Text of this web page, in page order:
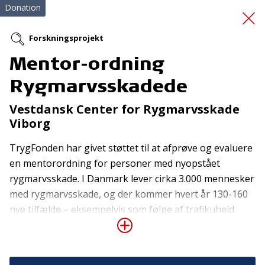
Kørestols el-ladcykel
Donation
Forskningsprojekt
Mentor-ordning
Rygmarvsskadede
Vestdansk Center for Rygmarvsskade
Viborg
TrygFonden har givet støttet til at afprøve og evaluere
en mentorordning for personer med nyopstået
rygmarvsskade. I Danmark lever cirka 3.000 mennesker
med rygmarvsskade, og der kommer hvert år 130-160
nye tilfælde – eksempelvis som følge af trafikuheld
eller alvorlig sygdom. Stort set alle kropsfunktioner,
liv ændres, og derfor gennemgår en rygmarvsskadet
Tilmeld nyhedsbrev
De seneste nyheder om TrygFondens og TryghedsGruppens
aktiviteter direkte i din indbakke.